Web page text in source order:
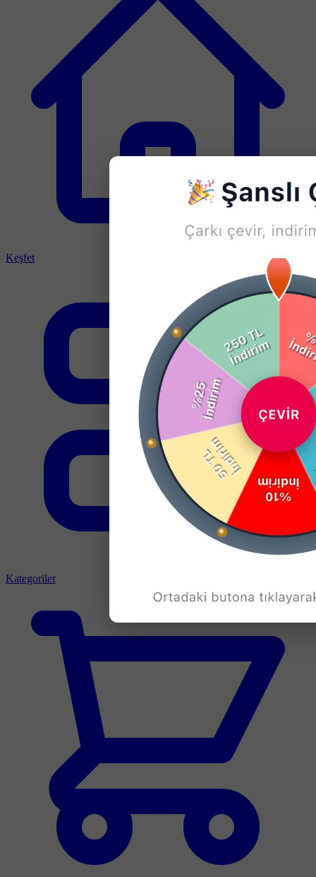
Keşfet
Kategoriler